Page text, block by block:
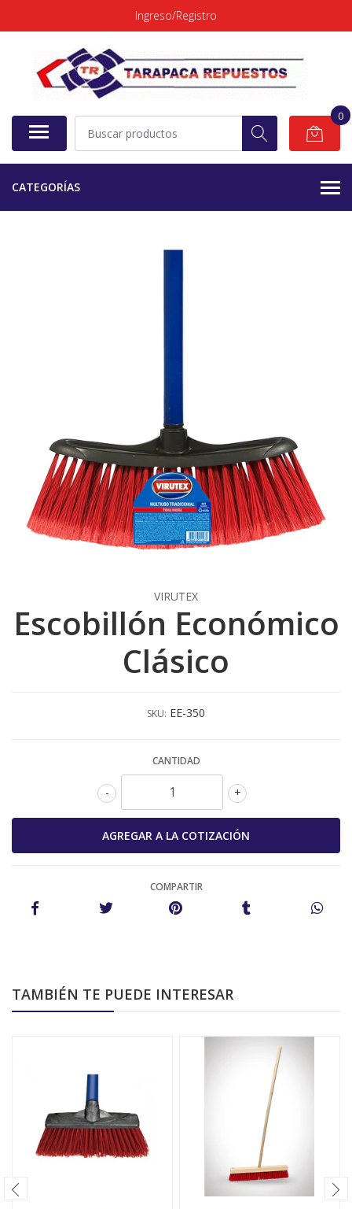
Ingreso/Registro
0
CATEGORÍAS
VIRUTEX
Escobillón Económico
Clásico
SKU: EE-350
CANTIDAD
+
-
COMPARTIR
TAMBIÉN TE PUEDE INTERESAR